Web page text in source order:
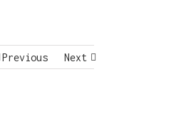
Previous Next